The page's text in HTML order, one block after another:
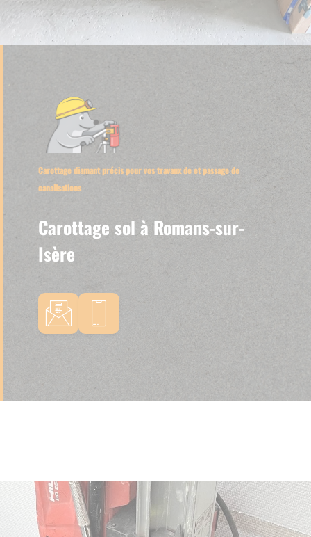
Carottage diamant précis pour vos travaux de et passage de
canalisations
Carottage sol à Romans-sur-
Isère